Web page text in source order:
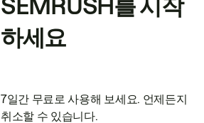
SEMRUSH를 시작
하세요
7일간 무료로 사용해 보세요. 언제든지
취소할 수 있습니다.